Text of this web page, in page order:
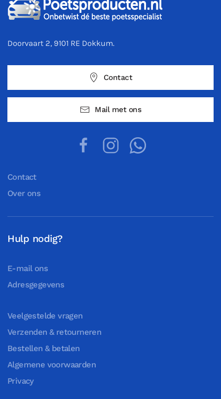
Doorvaart 2, 9101 RE Dokkum.
Contact
Mail met ons
Contact
Over ons
Hulp nodig?
E-mail ons
Adresgegevens
Veelgestelde vragen
Verzenden & retourneren
Bestellen & betalen
Algemene voorwaarden
Privacy